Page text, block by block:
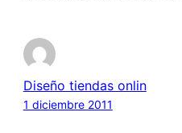
Diseño tiendas onlin
1 diciembre 2011